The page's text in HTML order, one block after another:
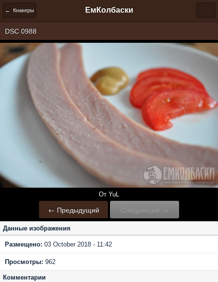
← Кнакеры ЕмКолбаски
DSC 0988
От YuL
← Предыдущий Следующий →
Данные изображения
Размещено: 03 October 2018 - 11:42
Просмотры: 962
Комментарии